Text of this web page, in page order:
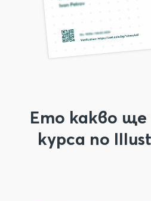
Ето какво ще
курса по